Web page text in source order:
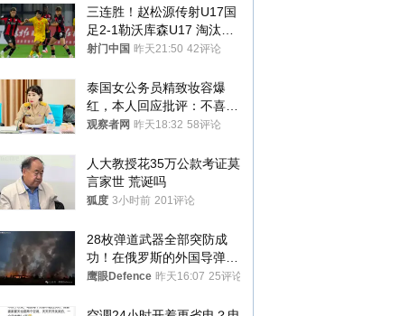
三连胜！赵松源传射U17国
足2-1勒沃库森U17 淘汰赛
将战河床
射门中国 昨天21:50 42评论
泰国女公务员精致妆容爆
红，本人回应批评：不喜欢
就别看
观察者网 昨天18:32 58评论
人大教授花35万公款考证莫
言家世 荒诞吗
狐度 3小时前 201评论
28枚弹道武器全部突防成
功！在俄罗斯的外国导弹发
射车都是合法打击目标
鹰眼Defence 昨天16:07 25评论